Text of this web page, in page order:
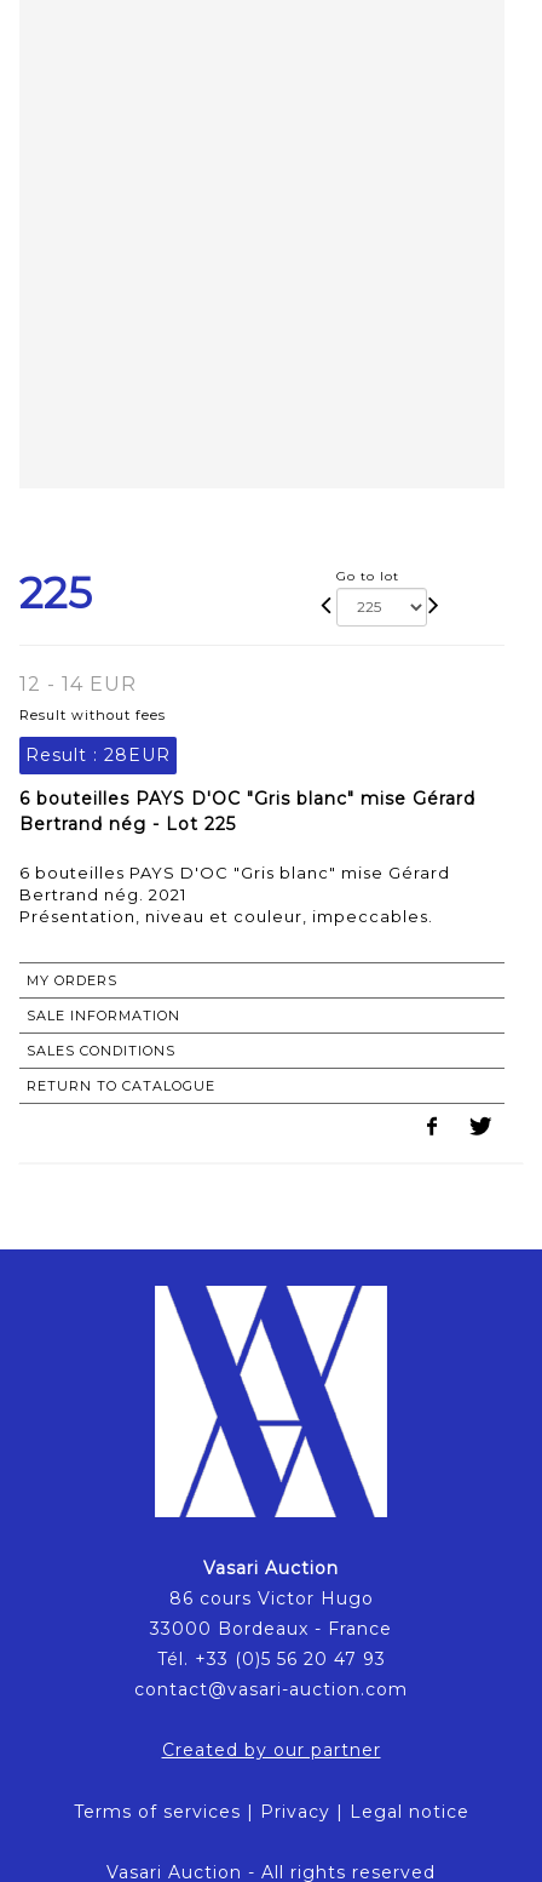
225 Go to lot
12 - 14 EUR
Result without fees
Result : 28EUR
6 bouteilles PAYS D'OC "Gris blanc" mise Gérard
Bertrand nég - Lot 225
6 bouteilles PAYS D'OC "Gris blanc" mise Gérard
Bertrand nég. 2021
MY ORDERS
SALE INFORMATION
SALES CONDITIONS
RETURN TO CATALOGUE
Vasari Auction
86 cours Victor Hugo
33000 Bordeaux - France
Tél. +33 (0)5 56 20 47 93
contact@vasari-auction.com
Created by our partner
Terms of services | Privacy | Legal notice
Vasari Auction - All rights reserved